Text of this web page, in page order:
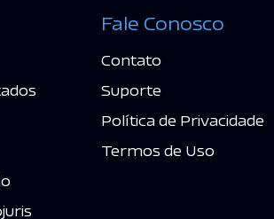
Fale Conosco
Contato
Suporte
Política de Privacidade
Termos de Uso